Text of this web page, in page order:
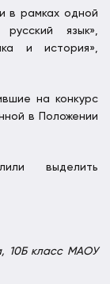
в рамках одной
язык»,
и история»,
на конкурс
в Положении
выделить
10Б класс МАОУ